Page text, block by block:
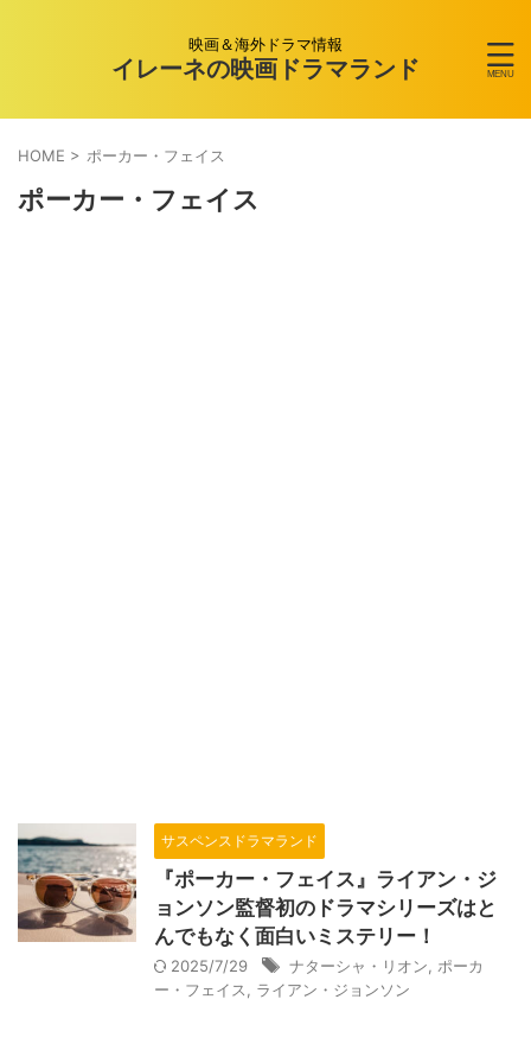
映画＆海外ドラマ情報
イレーネの映画ドラマランド
HOME > ポーカー・フェイス
ポーカー・フェイス
サスペンスドラマランド
『ポーカー・フェイス』ライアン・ジ
ョンソン監督初のドラマシリーズはと
んでもなく面白いミステリー！
2025/7/29 ナターシャ・リオン
ポーカ
ー・フェイス
ライアン・ジョンソン